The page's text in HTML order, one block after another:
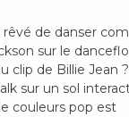
rêvé de danser
sur le
clip de Billie Jean
sur un sol
couleurs pop est